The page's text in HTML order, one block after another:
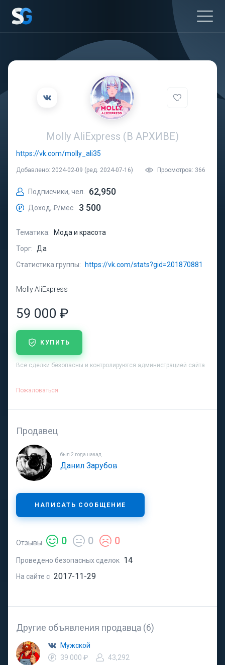
Molly AliExpress (В АРХИВЕ)
https://vk.com/molly_ali35
Добавлено: 2024-02-09 (ред. 2024-07-16) Просмотров: 366
Подписчики, чел. 62,950
Доход, ₽/мес. 3 500
Тематика:
Мода и красота
Торг:
Да
Статистика группы:
https://vk.com/stats?gid=201870881
Molly AliExpress
59 000 ₽
КУПИТЬ
Все сделки безопасны и контролируются администрацией сайта
Пожаловаться
Продавец
был 2 года назад
Данил Зарубов
НАПИСАТЬ СООБЩЕНИЕ
Отзывы 0 0 0
Проведено безопасных сделок 14
На сайте с 2017-11-29
Другие объявления продавца (6)
Мужской
39 000 ₽
43,292